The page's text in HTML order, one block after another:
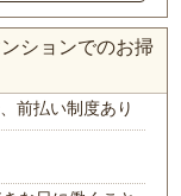
ションでのお掃
前払い制度あり